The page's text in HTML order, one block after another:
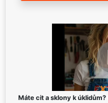
Máte cit a sklony k úklidům?